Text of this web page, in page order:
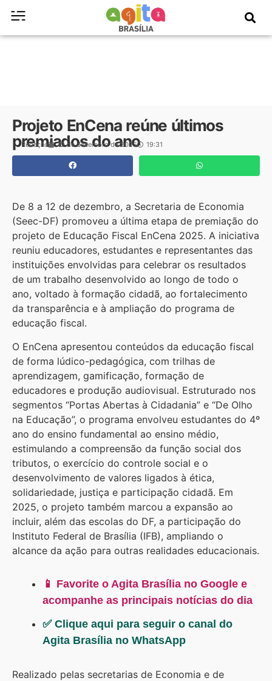
Projeto EnCena reúne últimos
premiados do ano
Redação 12 de dezembro de 2025 19:31
De 8 a 12 de dezembro, a Secretaria de Economia
(Seec-DF) promoveu a última etapa de premiação do
projeto de Educação Fiscal EnCena 2025. A iniciativa
reuniu educadores, estudantes e representantes das
instituições envolvidas para celebrar os resultados
de um trabalho desenvolvido ao longo de todo o
ano, voltado à formação cidadã, ao fortalecimento
da transparência e à ampliação do programa de
educação fiscal.
O EnCena apresentou conteúdos da educação fiscal
de forma lúdico-pedagógica, com trilhas de
aprendizagem, gamificação, formação de
educadores e produção audiovisual. Estruturado nos
segmentos “Portas Abertas à Cidadania” e “De Olho
na Educação”, o programa envolveu estudantes do 4º
ano do ensino fundamental ao ensino médio,
estimulando a compreensão da função social dos
tributos, o exercício do controle social e o
desenvolvimento de valores ligados à ética,
solidariedade, justiça e participação cidadã. Em
2025, o projeto também marcou a expansão ao
incluir, além das escolas do DF, a participação do
Instituto Federal de Brasília (IFB), ampliando o
alcance da ação para outras realidades educacionais.
📱 Favorite o Agita Brasília no Google e
acompanhe as principais notícias do dia
✅ Clique aqui para seguir o canal do
Agita Brasília no WhatsApp
Realizado pelas secretarias de Economia e de